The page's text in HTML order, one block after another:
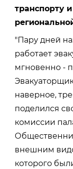
транспорту
"Пару дней
работает
мгновенно -
наверное,
поделился
комиссии
внешним
которого